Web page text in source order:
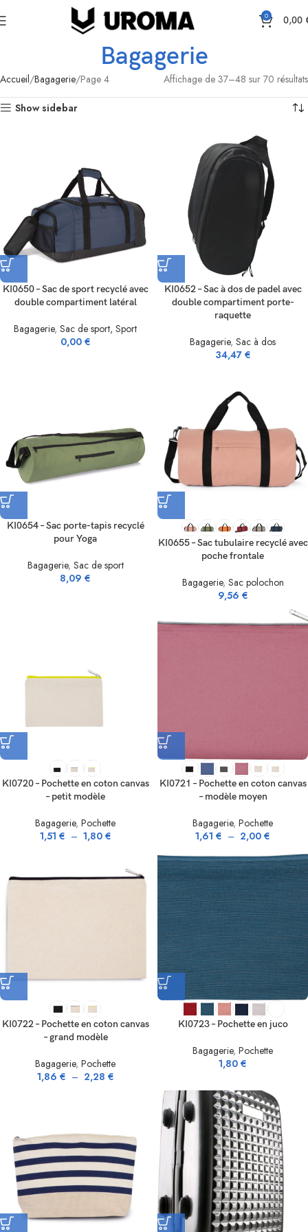
0 0,00
Bagagerie
Accueil Bagagerie Page 4 Affichage de 37–48 sur 70 résultats
Show sidebar
KI0650 – Sac de sport recyclé avec
double compartiment latéral
Bagagerie, Sac de sport, Sport
0,00 €
KI0652 – Sac à dos de padel avec
double compartiment porte-
raquette
Bagagerie, Sac à dos
34,47 €
KI0654 – Sac porte-tapis recyclé
pour Yoga
Bagagerie, Sac de sport
8,09 €
KI0655 – Sac tubulaire recyclé avec
poche frontale
Bagagerie, Sac polochon
9,56 €
KI0720 – Pochette en coton canvas
– petit modèle
Bagagerie, Pochette
1,51 € – 1,80 €
KI0721 – Pochette en coton canvas
– modèle moyen
Bagagerie, Pochette
1,61 € – 2,00 €
KI0722 – Pochette en coton canvas
– grand modèle
Bagagerie, Pochette
1,86 € – 2,28 €
KI0723 – Pochette en juco
Bagagerie, Pochette
1,80 €